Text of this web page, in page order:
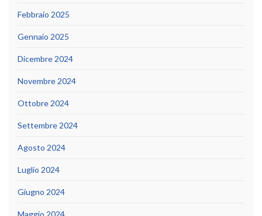
Febbraio 2025
Gennaio 2025
Dicembre 2024
Novembre 2024
Ottobre 2024
Settembre 2024
Agosto 2024
Luglio 2024
Giugno 2024
Maggio 2024